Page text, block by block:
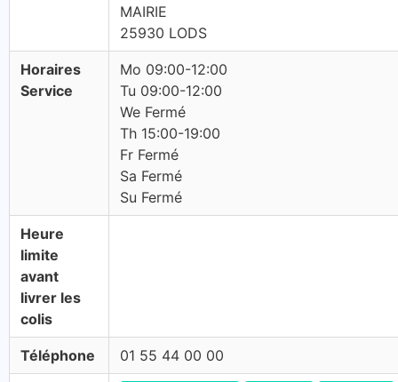
MAIRIE
25930 LODS
Horaires
Service
Mo 09:00-12:00
Tu 09:00-12:00
We Fermé
Th 15:00-19:00
Fr Fermé
Sa Fermé
Su Fermé
Heure
limite
avant
livrer les
colis
Téléphone 01 55 44 00 00